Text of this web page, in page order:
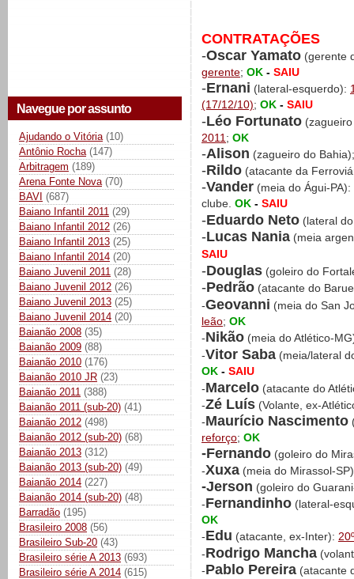
Navegue por assunto
Ajudando o Vitória (10)
Antônio Rocha (147)
Arbitragem (189)
Arena Fonte Nova (70)
BAVI (687)
Baiano Infantil 2011 (29)
Baiano Infantil 2012 (26)
Baiano Infantil 2013 (25)
Baiano Infantil 2014 (20)
Baiano Juvenil 2011 (28)
Baiano Juvenil 2012 (26)
Baiano Juvenil 2013 (25)
Baiano Juvenil 2014 (20)
Baianão 2008 (35)
Baianão 2009 (88)
Baianão 2010 (176)
Baianão 2010 JR (23)
Baianão 2011 (388)
Baianão 2011 (sub-20) (41)
Baianão 2012 (498)
Baianão 2012 (sub-20) (68)
Baianão 2013 (312)
Baianão 2013 (sub-20) (49)
Baianão 2014 (227)
Baianão 2014 (sub-20) (48)
Barradão (195)
Brasileiro 2008 (56)
Brasileiro Sub-20 (43)
Brasileiro série A 2013 (693)
Brasileiro série A 2014 (615)
CONTRATAÇÕES
-Oscar Yamato (gerente
gerente; OK - SAIU
-Ernani (lateral-esquerdo):
(17/12/10); OK - SAIU
-Léo Fortunato
2011; OK
-Alison (zagueiro do
-Rildo (atacante da
-Vander (meia do Águi-PA):
clube. OK - SAIU
-Eduardo Neto (lateral
-Lucas Nania (meia
SAIU
-Douglas (goleiro do
-Pedrão (atacante do
-Geovanni (meia do San
leão; OK
-Nikão (meia do Atlético-
-Vitor Saba (meia/lateral
OK - SAIU
-Marcelo (atacante do
-Zé Luís (Volante, ex-
-Maurício Nascimento
reforço; OK
-Fernando (goleiro do
-Xuxa (meia do Mirassol-
-Jerson (goleiro do
-Fernandinho (lateral-
OK
-Edu (atacante, ex-Inter):
-Rodrigo Mancha
-Pablo Pereira (atacante